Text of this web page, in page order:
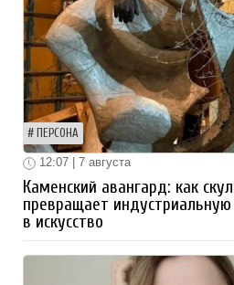
ПЕРСОНА
12:07 | 7 августа
Каменский авангард: как
превращает
в искусство